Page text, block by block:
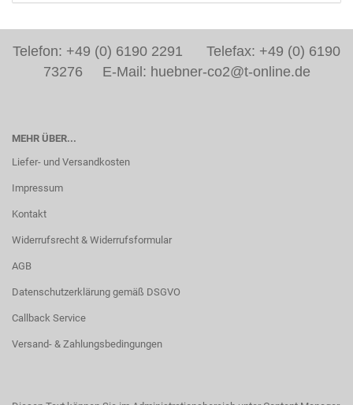
Telefon: +49 (0) 6190 2291 Telefax: +49 (0) 6190
73276 E-Mail: huebner-co2@t-online.de
MEHR ÜBER...
Liefer- und Versandkosten
Impressum
Kontakt
Widerrufsrecht & Widerrufsformular
AGB
Datenschutzerklärung gemäß DSGVO
Callback Service
Versand- & Zahlungsbedingungen